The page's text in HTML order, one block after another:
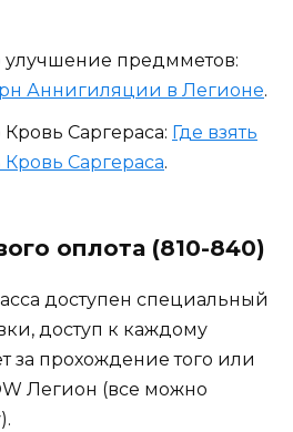
предмметов:
Аннигиляции в Легионе.
Саргераса: Где взять
Кровь Саргераса.
оплота (810-840)
доступен специальный
доступ к каждому
за прохождение того или
Легион (все можно